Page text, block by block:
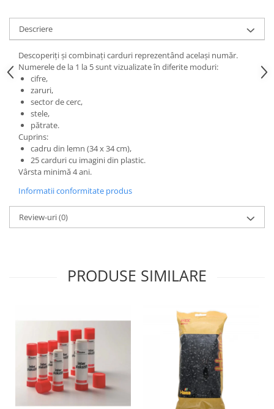
Jucarii de echilibru
Mingi terapeutice
Module din burete
Motricitate fina
Motricitate grosiera
Recunoasterea formelor
Saltele
Trasee de motricitate
Wellness
Diverse jucarii educative
Dezvoltarea limbajului
Figurine
Mobilier gradinita
Educatie inovativa
Dezvoltare timpurie
Experimente
Forme
Joc imaginativ
Jucării interactive
Descriere
Descoperiți și combinați carduri reprezentând același număr.
Numerele de la 1 la 5 sunt vizualizate în diferite moduri:
cifre,
zaruri,
sector de cerc,
stele,
pătrate.
Cuprins:
cadru din lemn (34 x 34 cm),
25 carduri cu imagini din plastic.
Vârsta minimă 4 ani.
Informatii conformitate produs
Review-uri(0)
PRODUSE SIMILARE